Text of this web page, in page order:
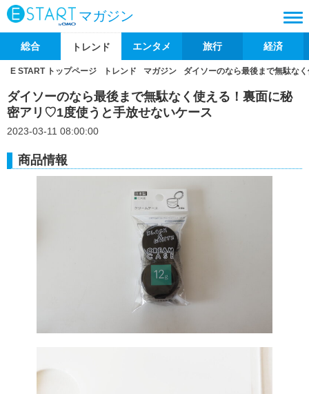
マガジン
総合 トレンド エンタメ 旅行 経済
E START トップページ トレンド マガジン ダイソーのなら最後まで無駄な
ダイソーのなら最後まで無駄なく使える！裏面に秘
密アリ♡1度使うと手放せないケース
2023-03-11 08:00:00
商品情報